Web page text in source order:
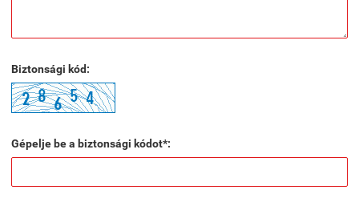
Biztonsági kód:
Gépelje be a biztonsági kódot*: